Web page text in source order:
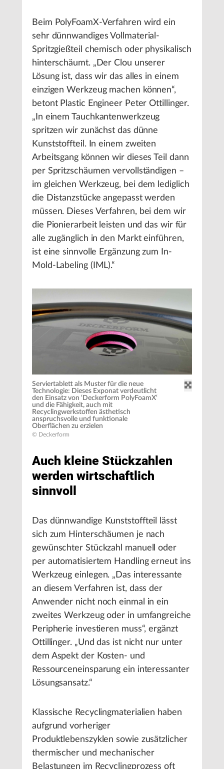
Beim PolyFoamX-Verfahren wird ein
sehr dünnwandiges Vollmaterial-
Spritzgießteil chemisch oder physikalisch
hinterschäumt. „Der Clou unserer
Lösung ist, dass wir das alles in einem
einzigen Werkzeug machen können“,
betont Plastic Engineer Peter Ottillinger.
„In einem Tauchkantenwerkzeug
spritzen wir zunächst das dünne
Kunststoffteil. In einem zweiten
Arbeitsgang können wir dieses Teil dann
per Spritzschäumen vervollständigen –
im gleichen Werkzeug, bei dem lediglich
die Distanzstücke angepasst werden
müssen. Dieses Verfahren, bei dem wir
die Pionierarbeit leisten und das wir für
alle zugänglich in den Markt einführen,
ist eine sinnvolle Ergänzung zum In-
Mold-Labeling (IML).“
Serviertablett als Muster für die neue
Technologie: Dieses Exponat verdeutlicht
den Einsatz von ‘Deckerform PolyFoamX‘
und die Fähigkeit, auch mit
Recyclingwerkstoffen ästhetisch
anspruchsvolle und funktionale
Oberflächen zu erzielen
© Deckerform
Auch kleine Stückzahlen
werden wirtschaftlich
sinnvoll
Das dünnwandige Kunststoffteil lässt
sich zum Hinterschäumen je nach
gewünschter Stückzahl manuell oder
per automatisiertem Handling erneut ins
Werkzeug einlegen. „Das interessante
an diesem Verfahren ist, dass der
Anwender nicht noch einmal in ein
zweites Werkzeug oder in umfangreiche
Peripherie investieren muss“, ergänzt
Ottillinger. „Und das ist nicht nur unter
dem Aspekt der Kosten- und
Ressourceneinsparung ein interessanter
Lösungsansatz.“
Klassische Recyclingmaterialien haben
aufgrund vorheriger
Produktlebenszyklen sowie zusätzlicher
thermischer und mechanischer
Belastungen im Recyclingprozess oft